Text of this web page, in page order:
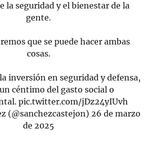
la seguridad y el bienestar de la
gente.
que se puede hacer ambas
cosas.
inversión en seguridad y defensa,
céntimo del gasto social o
pic.twitter.com/jDz24yIUvh
(@sanchezcastejon) 26 de marzo
de 2025